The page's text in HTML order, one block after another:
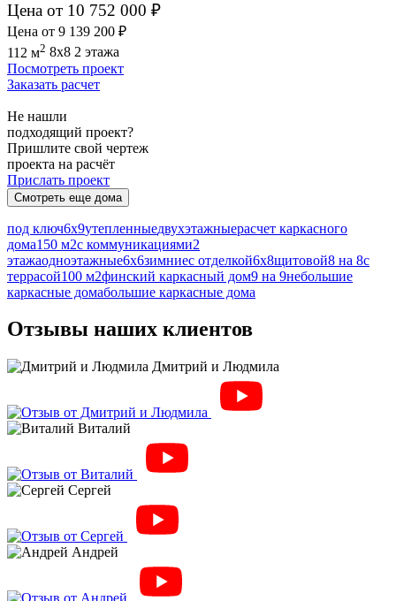
Цена от 10 752 000 ₽
Цена от 9 139 200 ₽
112 м2 8x8 2 этажа
Посмотреть проект
Заказать расчет
Не нашли
подходящий проект?
Пришлите свой чертеж
проекта на расчёт
Прислать проект
Смотреть еще дома
под ключ6х9утепленныедвухэтажныерасчет каркасного
дома150 м2с коммуникациями2
этажаодноэтажные6х6зимниес отделкой6х8щитовой8 на 8с
террасой100 м2финский каркасный дом9 на 9небольшие
каркасные домабольшие каркасные дома
Отзывы наших клиентов
Дмитрий и Людмила
Виталий
Сергей
Андрей